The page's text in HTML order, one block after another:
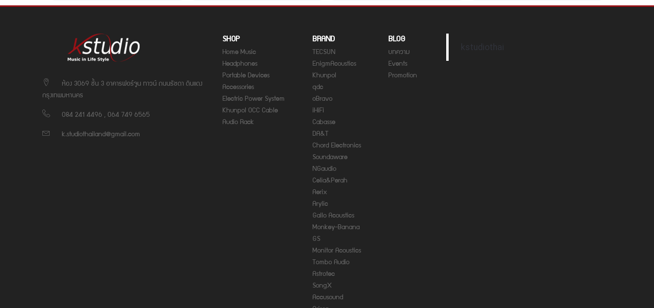
ห้อง 3069 ชั้น 3 อาคารฟอร์จูน ทาวน์ ถนนรัชดา ดินแดง
กรุงเทพมหานคร
084 241 4496 , 064 749 6565
k.studiothailand@gmail.com
SHOP
Home Music
Headphones
Portable Devices
Accessories
Electric Power System
Khunpol OCC Cable
Audio Rack
BRAND
TECSUN
EnigmAcoustics
Khunpol
qdc
oBravo
iHiFi
Cabasse
DA&T
Chord Electronics
Soundaware
NGaudio
Celia&Perah
Aerix
Arylic
Gallo Acoustics
Monkey-Banana
GS
Monitor Acoustics
Tombo Audio
Astrotec
SongX
Accusound
BLOG
บทความ
Events
Promotion
kstudiothai